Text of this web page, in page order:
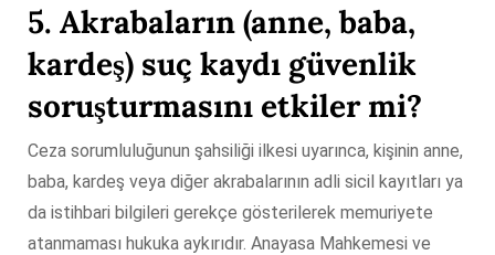
5. Akrabaların (anne, baba,
kardeş) suç kaydı güvenlik
soruşturmasını etkiler mi?
Ceza sorumluluğunun şahsiliği ilkesi uyarınca, kişinin anne,
baba, kardeş veya diğer akrabalarının adli sicil kayıtları ya
da istihbari bilgileri gerekçe gösterilerek memuriyete
atanmaması hukuka aykırıdır. Anayasa Mahkemesi ve